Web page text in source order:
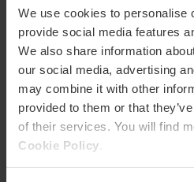
We use cookies to personalise
provide social media features
We also share information
our social media, advertising
may combine it with other
provided to them or that
of their services. You will find
Cookie Policy
Capacidad
Restaurante
99